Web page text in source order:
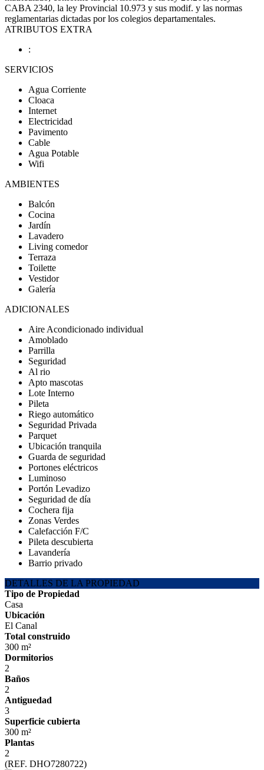
CABA 2340, la ley Provincial 10.973 y sus modif. y las normas
reglamentarias dictadas por los colegios departamentales.
ATRIBUTOS EXTRA
:
SERVICIOS
Agua Corriente
Cloaca
Internet
Electricidad
Pavimento
Cable
Agua Potable
Wifi
AMBIENTES
Balcón
Cocina
Jardín
Lavadero
Living comedor
Terraza
Toilette
Vestidor
Galería
ADICIONALES
Aire Acondicionado individual
Amoblado
Parrilla
Seguridad
Al rio
Apto mascotas
Lote Interno
Pileta
Riego automático
Seguridad Privada
Parquet
Ubicación tranquila
Guarda de seguridad
Portones eléctricos
Luminoso
Portón Levadizo
Seguridad de día
Cochera fija
Zonas Verdes
Calefacción F/C
Pileta descubierta
Lavandería
Barrio privado
DETALLES DE LA PROPIEDAD
Tipo de Propiedad
Casa
Ubicación
El Canal
Total construido
300 m²
Dormitorios
2
Baños
2
Antiguedad
3
Superficie cubierta
300 m²
Plantas
2
(REF. DHO7280722)